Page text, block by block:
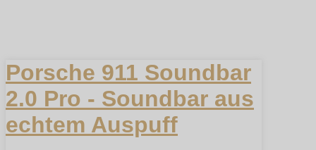
Porsche 911 Soundbar
2.0 Pro - Soundbar aus
echtem Auspuff